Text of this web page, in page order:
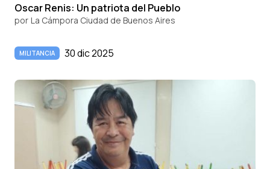
Oscar Renis: Un patriota del Pueblo
por La Cámpora Ciudad de Buenos Aires
MILITANCIA 30 dic 2025